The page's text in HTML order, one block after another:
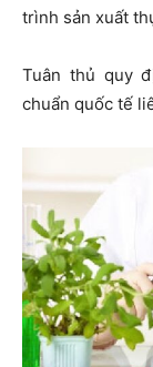
trình sản xuất
Tuân thủ quy
chuẩn quốc tế